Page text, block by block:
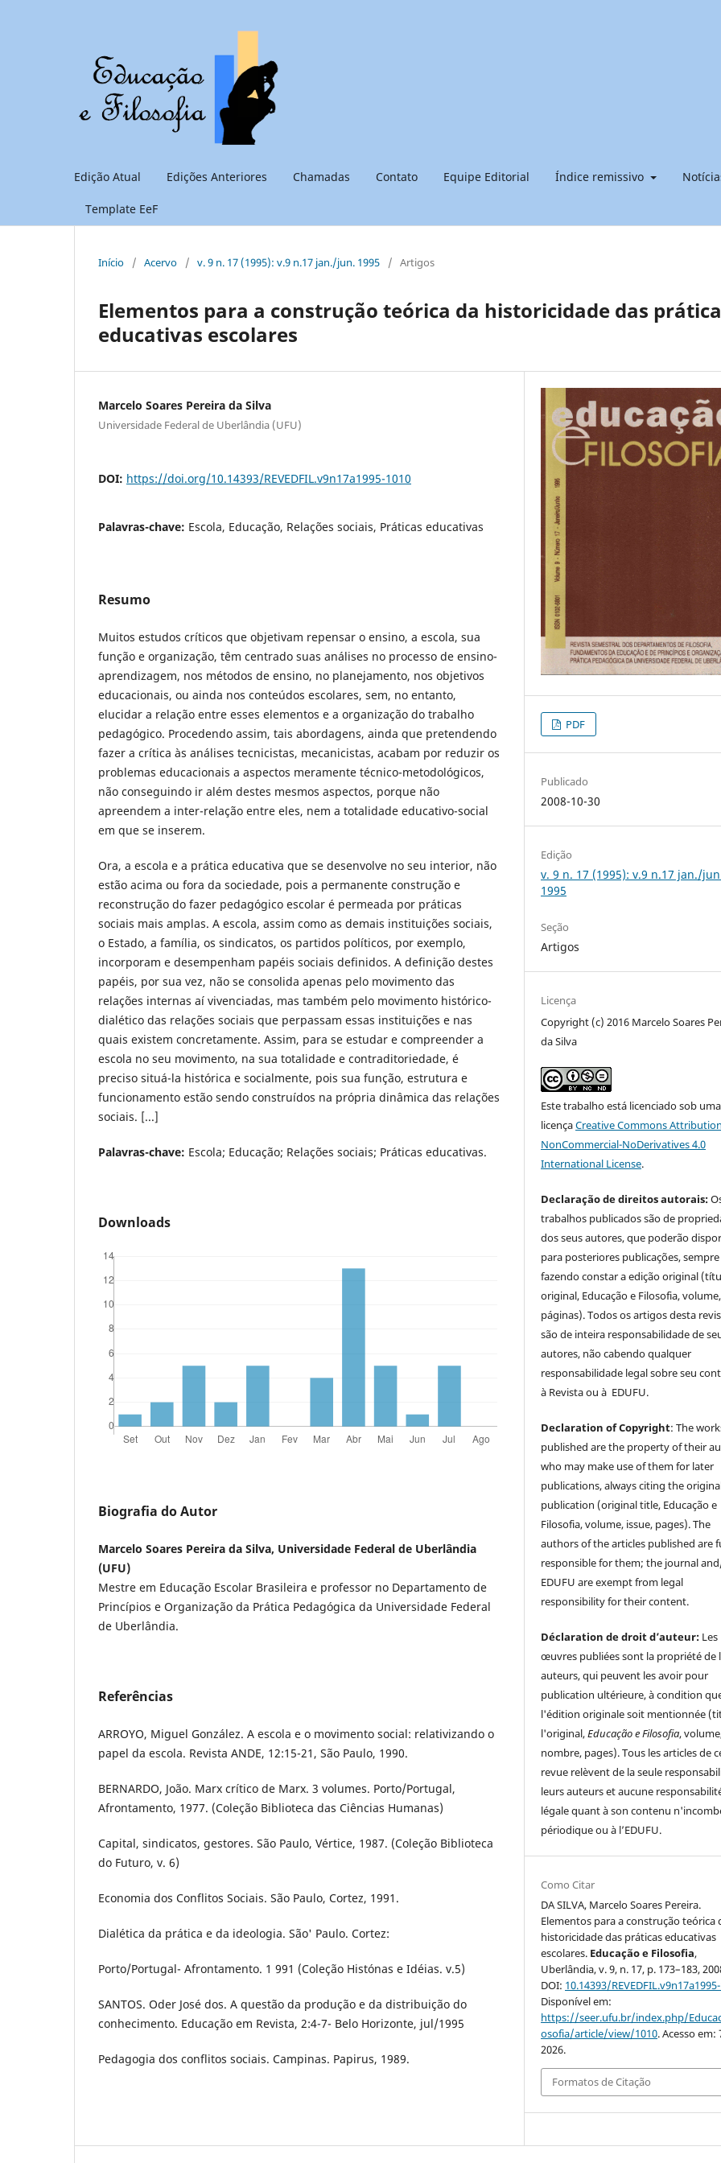
Edição Atual Edições Anteriores Chamadas Contato Equipe Editorial Índice remissivo
Template EeF
Início / Acervo / v. 9 n. 17 (1995): v.9 n.17 jan./jun. 1995 / Artigos
Elementos para a construção teórica da historicidade das
educativas escolares
Marcelo Soares Pereira da Silva
Universidade Federal de Uberlândia (UFU)
DOI: https://doi.org/10.14393/REVEDFIL.v9n17a1995-1010
Palavras-chave: Escola, Educação, Relações sociais, Práticas educativas
Resumo
Muitos estudos críticos que objetivam repensar o ensino, a escola, sua
função e organização, têm centrado suas análises no processo de ensino-
aprendizagem, nos métodos de ensino, no planejamento, nos objetivos
educacionais, ou ainda nos conteúdos escolares, sem, no entanto,
elucidar a relação entre esses elementos e a organização do trabalho
pedagógico. Procedendo assim, tais abordagens, ainda que pretendendo
fazer a crítica às análises tecnicistas, mecanicistas, acabam por reduzir os
problemas educacionais a aspectos meramente técnico-metodológicos,
não conseguindo ir além destes mesmos aspectos, porque não
apreendem a inter-relação entre eles, nem a totalidade educativo-social
em que se inserem.
Ora, a escola e a prática educativa que se desenvolve no seu interior, não
estão acima ou fora da sociedade, pois a permanente construção e
reconstrução do fazer pedagógico escolar é permeada por práticas
sociais mais amplas. A escola, assim como as demais instituições sociais,
o Estado, a família, os sindicatos, os partidos políticos, por exemplo,
incorporam e desempenham papéis sociais definidos. A definição destes
papéis, por sua vez, não se consolida apenas pelo movimento das
relações internas aí vivenciadas, mas também pelo movimento histórico-
dialético das relações sociais que perpassam essas instituições e nas
quais existem concretamente. Assim, para se estudar e compreender a
escola no seu movimento, na sua totalidade e contraditoriedade, é
preciso situá-la histórica e socialmente, pois sua função, estrutura e
funcionamento estão sendo construídos na própria dinâmica das relações
sociais. [...]
Palavras-chave: Escola; Educação; Relações sociais; Práticas educativas.
Downloads
Biografia do Autor
Marcelo Soares Pereira da Silva, Universidade Federal de Uberlândia
(UFU)
Mestre em Educação Escolar Brasileira e professor no Departamento de
Princípios e Organização da Prática Pedagógica da Universidade Federal
de Uberlândia.
Referências
ARROYO, Miguel González. A escola e o movimento social: relativizando o
papel da escola. Revista ANDE, 12:15-21, São Paulo, 1990.
BERNARDO, João. Marx crítico de Marx. 3 volumes. Porto/Portugal,
Afrontamento, 1977. (Coleção Biblioteca das Ciências Humanas)
Capital, sindicatos, gestores. São Paulo, Vértice, 1987. (Coleção Biblioteca
do Futuro, v. 6)
Economia dos Conflitos Sociais. São Paulo, Cortez, 1991.
Dialética da prática e da ideologia. São' Paulo. Cortez:
Porto/Portugal- Afrontamento. 1 991 (Coleção Histónas e Idéias. v.5)
SANTOS. Oder José dos. A questão da produção e da distribuição do
conhecimento. Educação em Revista, 2:4-7- Belo Horizonte, jul/1995
Pedagogia dos conflitos sociais. Campinas. Papirus, 1989.
PDF
Publicado
2008-10-30
Edição
v. 9 n. 17 (1995): v.9 n.17 jan./
1995
Seção
Artigos
Licença
Copyright (c) 2016 Marcelo Soares
da Silva
Este trabalho está licenciado sob uma
licençaCreative Commons
NonCommercial-NoDerivatives 4.0
International License.
Declaração de direitos autorais:
trabalhos publicados são de
dos seus autores, que poderão
para posteriores publicações, sempre
fazendo constar a edição original
original, Educação e Filosofia,
páginas). Todos os artigos desta
são de inteira responsabilidade de
autores, não cabendo qualquer
responsabilidade legal sobre seu
à Revista ou à EDUFU.
Declaration of Copyright: The
published are the property of their
who may make use of them for later
publications, always citing the
publication (original title, Educação e
Filosofia, volume, issue, pages). The
authors of the articles published are
responsible for them; the journal
EDUFU are exempt from legal
responsibility for their content.
Déclaration de droit d’auteur: Les
œuvres publiées sont la propriété de
auteurs, qui peuvent les avoir pour
publication ultérieure, à condition
l'édition originale soit mentionnée
l'original,Educação e Filosofia,
nombre, pages). Tous les articles de
revue relèvent de la seule
leurs auteurs et aucune
légale quant à son contenu
périodique ou à l’EDUFU.
Como Citar
DA SILVA, Marcelo Soares Pereira.
Elementos para a construção teórica
historicidade das práticas educativas
escolares. Educação e Filosofia,
Uberlândia, v. 9, n. 17, p. 173–183,
DOI: 10.14393/
Disponível em:
https://seer.ufu.br/index.php/
osofia/article/view/1010. Acesso em:
2026.
Formatos de Citação